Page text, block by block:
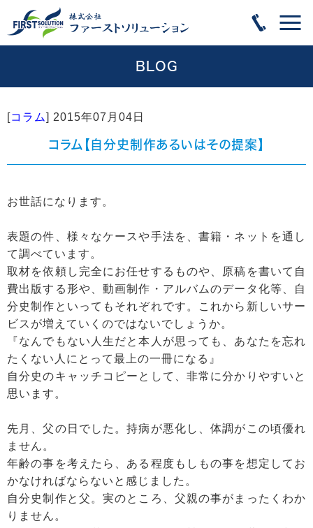
BLOG
[コラム] 2015年07月04日
コラム【自分史制作あるいはその提案】
お世話になります。
表題の件、様々なケースや手法を、書籍・ネットを通し
て調べています。
取材を依頼し完全にお任せするものや、原稿を書いて自
費出版する形や、動画制作・アルバムのデータ化等、自
分史制作といってもそれぞれです。これから新しいサー
ビスが増えていくのではないでしょうか。
『なんでもない人生だと本人が思っても、あなたを忘れ
たくない人にとって最上の一冊になる』
自分史のキャッチコピーとして、非常に分かりやすいと
思います。
先月、父の日でした。持病が悪化し、体調がこの頃優れ
ません。
年齢の事を考えたら、ある程度もしもの事を想定してお
かなければならないと感じました。
自分史制作と父。実のところ、父親の事がまったくわか
りません。